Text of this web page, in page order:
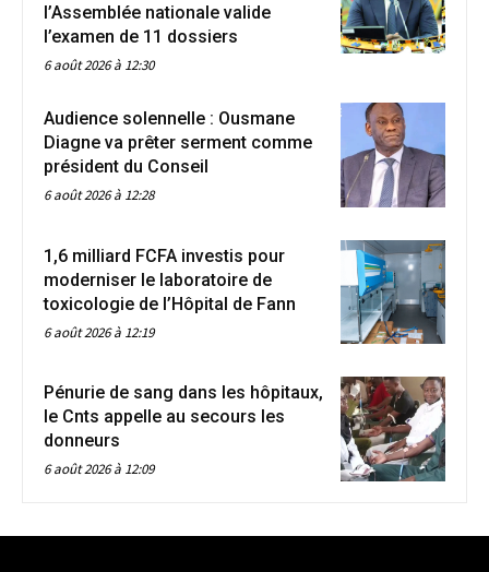
l’Assemblée nationale valide
l’examen de 11 dossiers
6 août 2026 à 12:30
Audience solennelle : Ousmane
Diagne va prêter serment comme
président du Conseil
6 août 2026 à 12:28
1,6 milliard FCFA investis pour
moderniser le laboratoire de
toxicologie de l’Hôpital de Fann
6 août 2026 à 12:19
Pénurie de sang dans les hôpitaux,
le Cnts appelle au secours les
donneurs
6 août 2026 à 12:09